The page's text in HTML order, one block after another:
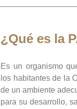
¿Qué es la
Es un organismo
los habitantes de la
de un ambiente
para su desarrollo,